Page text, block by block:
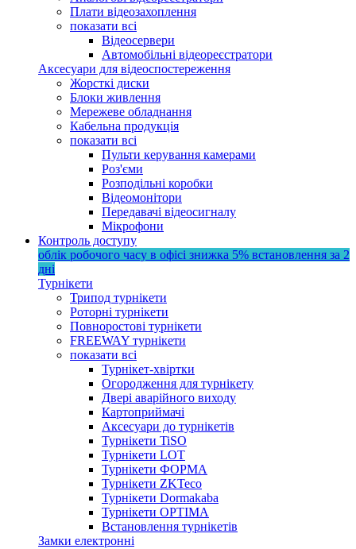
Плати відеозахоплення
показати всі
Відеосервери
Автомобільні відеореєстратори
Аксесуари для відеоспостереження
Жорсткі диски
Блоки живлення
Мережеве обладнання
Кабельна продукція
показати всі
Пульти керування камерами
Роз'єми
Розподільні коробки
Відеомонітори
Передавачі відеосигналу
Мікрофони
Контроль доступу
облік робочого часу в офісі знижка 5% встановлення за 2
дні
Турнікети
Трипод турнікети
Роторні турнікети
Повноростові турнікети
FREEWAY турнікети
показати всі
Турнікет-хвіртки
Огородження для турнікету
Двері аварійного виходу
Картоприймачі
Аксесуари до турнікетів
Турнікети TiSO
Турнікети LOT
Турнікети ФОРМА
Турнікети ZKTeco
Турнікети Dormakaba
Турнікети OPTIMA
Встановлення турнікетів
Замки електронні